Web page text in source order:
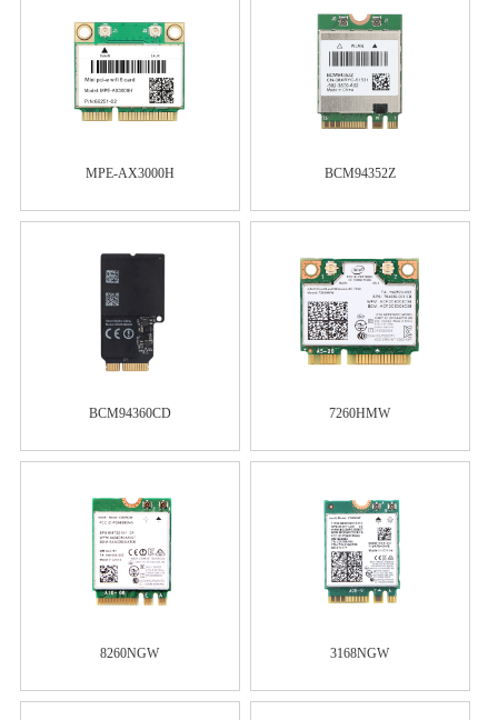
MPE-AX3000H BCM94352Z
BCM94360CD 7260HMW
8260NGW 3168NGW